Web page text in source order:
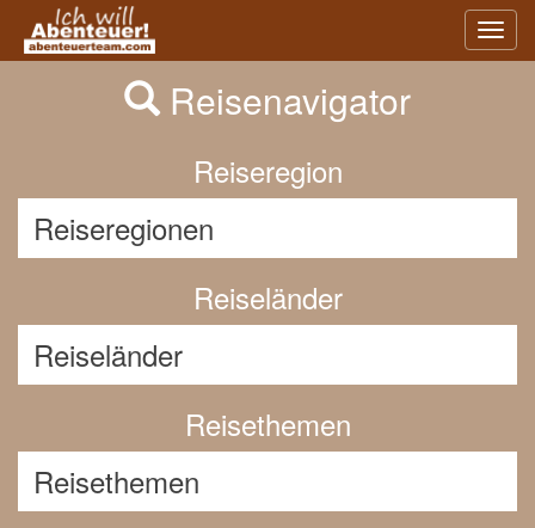
Previous
Reisenavigator
Reiseregion
Reiseländer
Reisethemen